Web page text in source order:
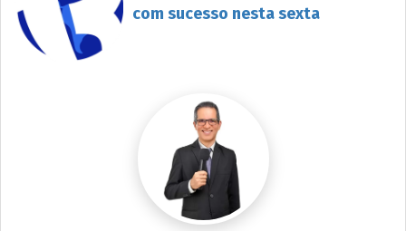
com sucesso nesta sexta